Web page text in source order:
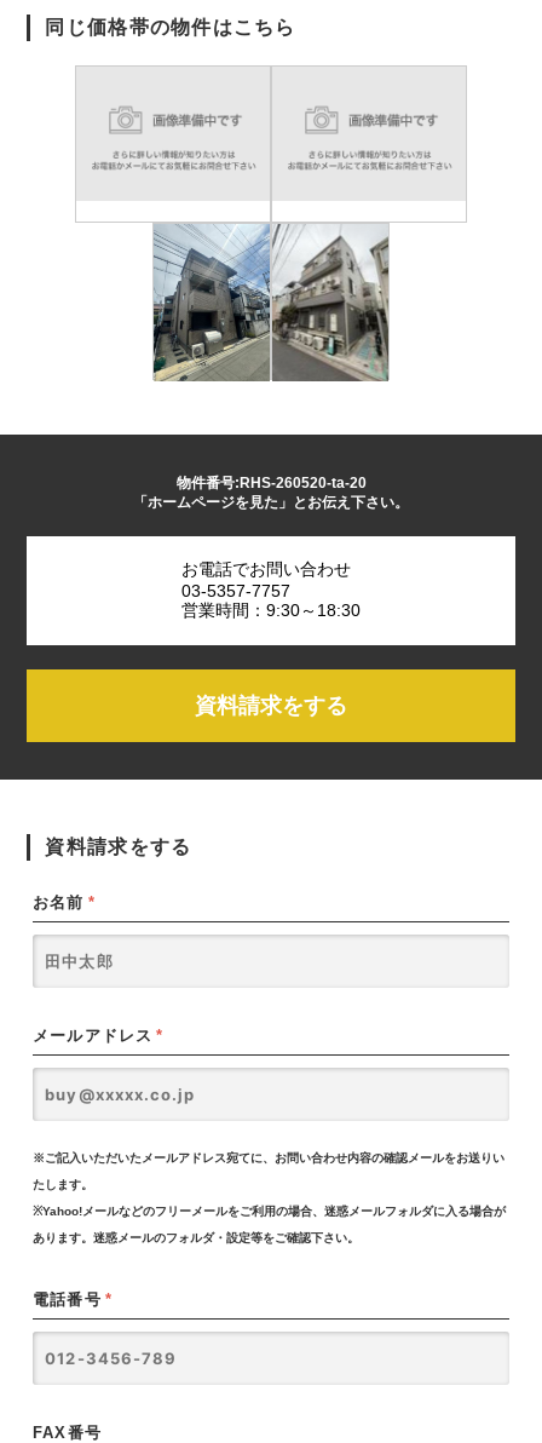
同じ価格帯の物件はこちら
物件番号:RHS-260520-ta-20
「ホームページを見た」とお伝え下さい。
お電話でお問い合わせ
03-5357-7757
営業時間：9:30～18:30
資料請求をする
資料請求をする
お名前 *
メールアドレス *
※ご記入いただいたメールアドレス宛てに、お問い合わせ内容の確認メールをお送りい
たします。
※Yahoo!メールなどのフリーメールをご利用の場合、迷惑メールフォルダに入る場合が
あります。迷惑メールのフォルダ・設定等をご確認下さい。
電話番号 *
FAX番号